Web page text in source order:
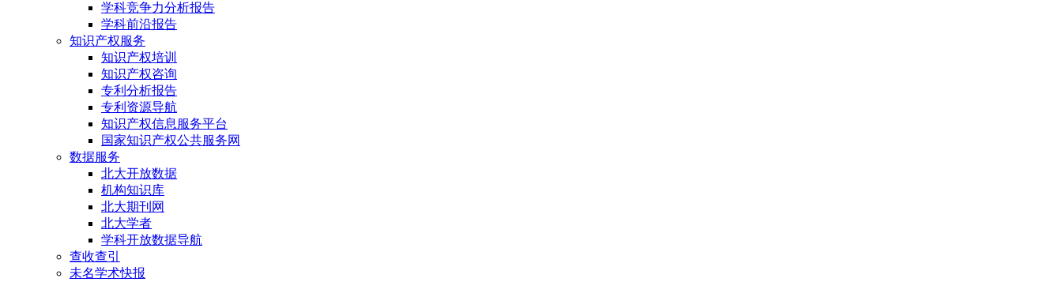
学科竞争力分析报告
学科前沿报告
知识产权服务
知识产权培训
知识产权咨询
专利分析报告
专利资源导航
知识产权信息服务平台
国家知识产权公共服务网
数据服务
北大开放数据
机构知识库
北大期刊网
北大学者
学科开放数据导航
查收查引
未名学术快报